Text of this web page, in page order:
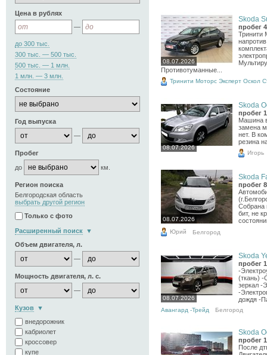
Цена в рублях
—
до 300 тыс.
300 тыс. — 500 тыс.
500 тыс. — 1 млн.
1 млн. — 3 млн.
Состояние
Год выпуска
—
Пробег
до
км.
Регион поиска
Белгородская область
выбрать другой регион
Только с фото
Расширенный поиск
Объем двигателя, л.
—
Мощность двигателя, л. с.
—
Кузов
внедорожник
кабриолет
кроссовер
купе
08.07.2026
Skoda
пробег
Тринити
Противотуманные...
Тринити Моторс Эксперт Оскол
08.07.2026
Skoda
пробег
Машина
замена
нет. В
резина
Игорь
08.07.2026
Skoda
пробег
Собрана
бит, не
Юрий Белгород
08.07.2026
Skoda
пробег
-
(ткань) -
зеркал -
-
дождя -
Авангард -Трейд Белгород
Skoda
пробег
После